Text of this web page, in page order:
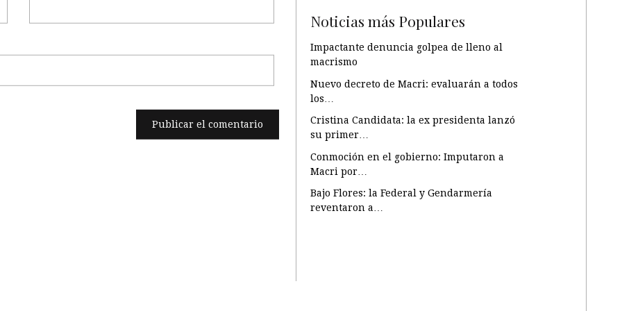
Noticias más Populares
Impactante denuncia golpea de lleno al
macrismo
Nuevo decreto de Macri: evaluarán a todos
los…
Cristina Candidata: la ex presidenta lanzó
su primer…
Conmoción en el gobierno: Imputaron a
Macri por…
Bajo Flores: la Federal y Gendarmería
reventaron a…